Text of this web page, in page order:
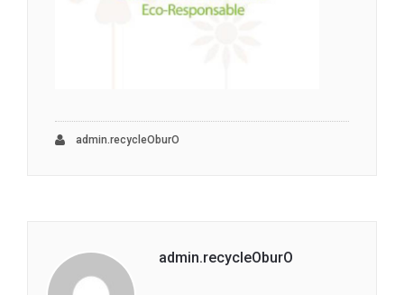
admin.recycleOburO
admin.recycleOburO